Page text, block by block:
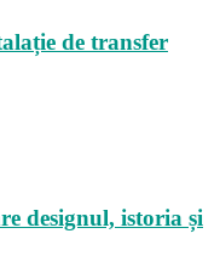
de transfer
designul, istoria și